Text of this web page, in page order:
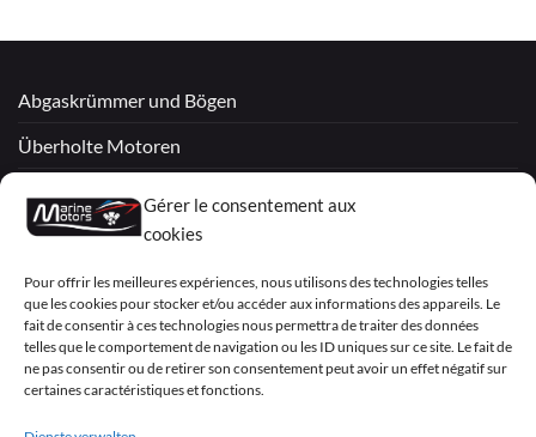
Gérer le consentement aux
cookies
Pour offrir les meilleures expériences, nous utilisons des technologies telles
que les cookies pour stocker et/ou accéder aux informations des appareils. Le
fait de consentir à ces technologies nous permettra de traiter des données
telles que le comportement de navigation ou les ID uniques sur ce site. Le fait de
ne pas consentir ou de retirer son consentement peut avoir un effet négatif sur
certaines caractéristiques et fonctions.
Abgaskrümmer und Bögen
Überholte Motoren
VOLVO PENTA / OMC
My Account